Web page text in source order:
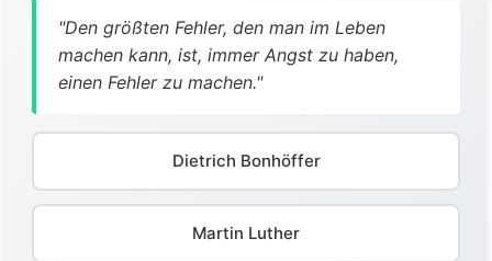
"Den größten Fehler, den man im Leben
machen kann, ist, immer Angst zu haben,
einen Fehler zu machen."
Dietrich Bonhöffer
Martin Luther